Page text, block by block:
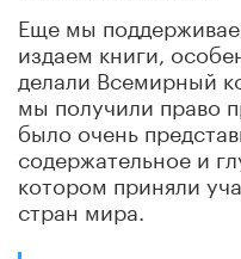
Еще мы
издаем книги,
делали Всемирный
мы получили право
было очень
содержательное и
котором приняли
стран мира.